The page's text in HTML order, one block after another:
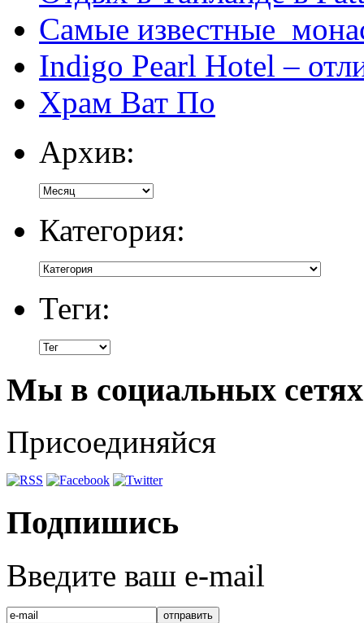
Самые известные
Indigo Pearl Hotel –
Храм Ват По
Архив:
Категория:
Теги:
Мы в социальных сетях
Присоединяйся
Подпишись
Введите ваш e-mail